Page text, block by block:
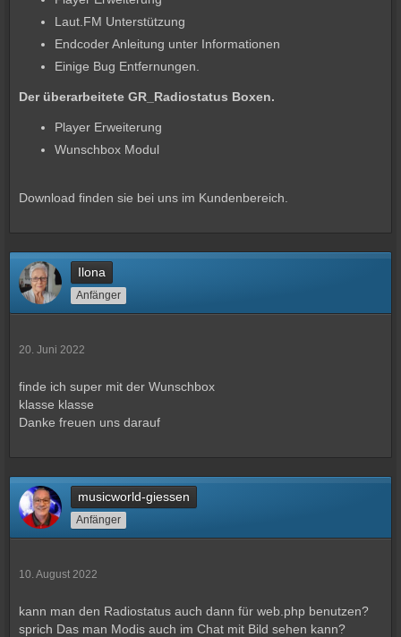
Laut.FM Unterstützung
Endcoder Anleitung unter Informationen
Einige Bug Entfernungen.
Der überarbeitete GR_Radiostatus Boxen.
Player Erweiterung
Wunschbox Modul
Download finden sie bei uns im Kundenbereich.
Ilona
Anfänger
20. Juni 2022
finde ich super mit der Wunschbox
klasse klasse
Danke freuen uns darauf
musicworld-giessen
Anfänger
10. August 2022
kann man den Radiostatus auch dann für web.php benutzen?
sprich Das man Modis auch im Chat mit Bild sehen kann?